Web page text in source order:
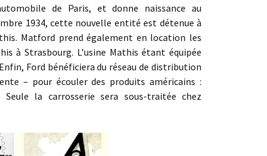
de Paris, et donne naissance au
1934, cette nouvelle entité est détenue à
Matford prend également en location les
à Strasbourg. L’usine Mathis étant équipée
Ford bénéficiera du réseau de distribution
– pour écouler des produits américains :
la carrosserie sera sous-traitée chez